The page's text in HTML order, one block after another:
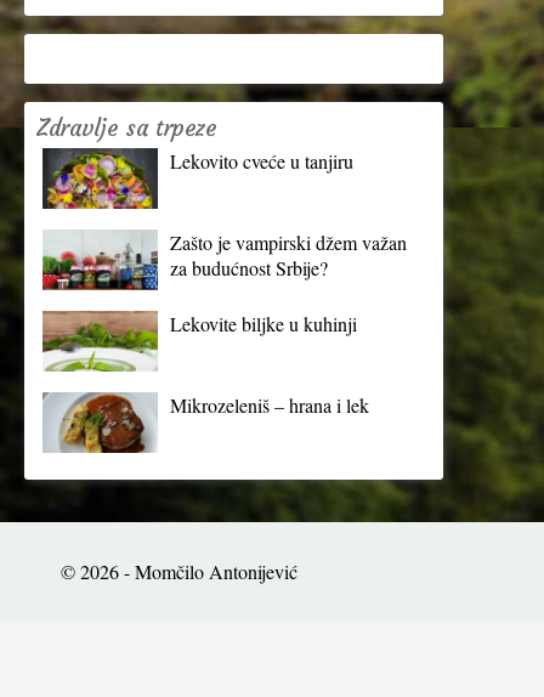
Zdravlje sa trpeze
Lekovito cveće u tanjiru
Zašto je vampirski džem važan
za budućnost Srbije?
Lekovite biljke u kuhinji
Mikrozeleniš – hrana i lek
© 2026 - Momčilo Antonijević